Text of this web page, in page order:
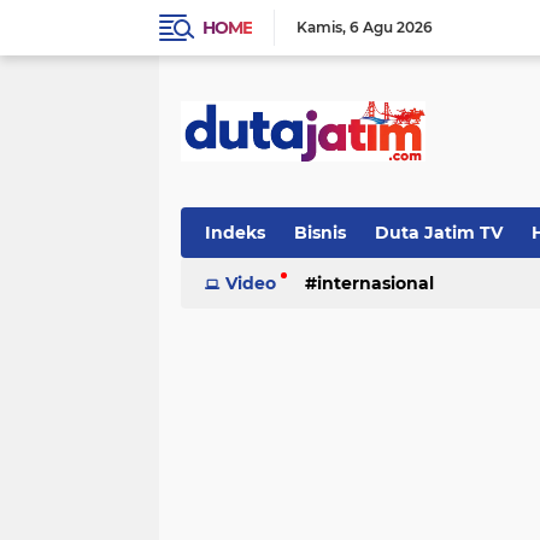
HOME Kamis 6 Agu 2026
Indeks Bisnis Duta Jatim TV
Video internasional